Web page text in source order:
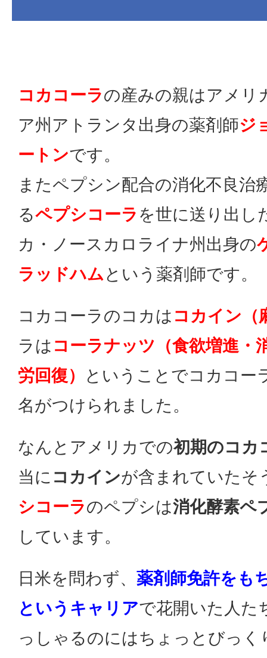
コカコーラの産みの親はアメリ
ア州アトランタ出身の薬剤師ジ
ートンです。
またペプシン配合の消化不良治
るペプシコーラ を世に送り出し
カ・ノースカロライナ州出身の
ラッドハム という薬剤師です。
コカコーラのコカは コカイン（
ラは コーラナッツ（食欲増進・
労回復）
ということでコカコー
名がつけられました。
なんとアメリカでの初期のコカ
当に コカインが含まれていたそ
シコーラのペプシは消化酵素ペ
しています。
日米を問わず、 薬剤師免許をも
というキャリアで花開いた人た
っしゃるのにはちょっとびっく